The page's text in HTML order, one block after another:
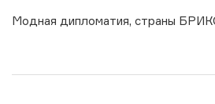
Модная дипломатия, страны